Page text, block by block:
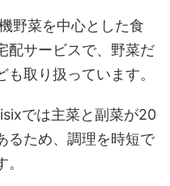
野菜を中心とした食
配サービスで、野菜だ
取り扱っています。
では主菜と副菜が20
るため、調理を時短で